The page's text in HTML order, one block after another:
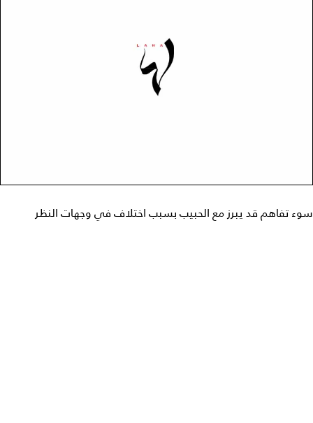
سوء تفاهم قد يبرز مع الحبيب بسبب اختلاف في وجهات النظر